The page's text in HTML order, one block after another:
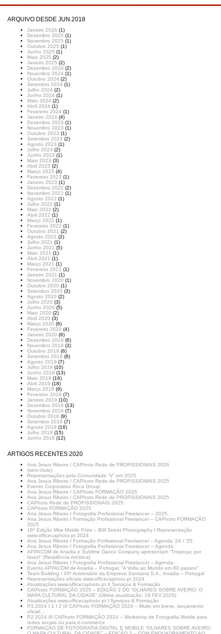
ARQUIVO DESDE JUN.2018
Janeiro 2026 (1)
Dezembro 2025 (1)
Novembro 2025 (1)
Outubro 2025 (1)
Junho 2025 (1)
Maio 2025 (2)
Janeiro 2025 (2)
Dezembro 2024 (2)
Novembro 2024 (1)
Outubro 2024 (2)
Setembro 2024 (1)
Julho 2024 (2)
Junho 2024 (1)
Maio 2024 (2)
Abril 2024 (1)
Fevereiro 2024 (1)
Janeiro 2024 (4)
Dezembro 2023 (1)
Novembro 2023 (1)
Outubro 2023 (1)
Setembro 2023 (2)
Agosto 2023 (1)
Julho 2023 (2)
Junho 2023 (1)
Maio 2023 (3)
Abril 2023 (2)
Março 2023 (4)
Fevereiro 2023 (1)
Janeiro 2023 (1)
Dezembro 2022 (2)
Novembro 2022 (1)
Agosto 2022 (1)
Julho 2022 (1)
Maio 2022 (2)
Abril 2022 (1)
Março 2022 (1)
Fevereiro 2022 (1)
Outubro 2021 (2)
Agosto 2021 (2)
Julho 2021 (1)
Junho 2021 (5)
Maio 2021 (1)
Abril 2021 (1)
Março 2021 (1)
Fevereiro 2021 (1)
Janeiro 2021 (1)
Novembro 2020 (1)
Outubro 2020 (1)
Setembro 2020 (3)
Agosto 2020 (2)
Julho 2020 (3)
Junho 2020 (5)
Maio 2020 (2)
Abril 2020 (3)
Março 2020 (6)
Fevereiro 2020 (4)
Janeiro 2020 (6)
Dezembro 2019 (6)
Novembro 2019 (3)
Outubro 2019 (6)
Setembro 2019 (8)
Agosto 2019 (7)
Julho 2019 (10)
Junho 2019 (13)
Maio 2019 (16)
Abril 2019 (18)
Março 2019 (9)
Fevereiro 2019 (7)
Janeiro 2019 (10)
Dezembro 2018 (13)
Novembro 2018 (7)
Outubro 2018 (9)
Setembro 2018 (7)
Agosto 2018 (16)
Julho 2018 (15)
Junho 2018 (12)
ARTIGOS RECENTES 2020
Ana Jesus Ribeiro / CAPhoto Rede de PROFISSIONAIS 2026
(sem título)
Representações pela Comunidade “V” em 2025
Ana Jesus Ribeiro / CAPhoto Rede de PROFISSIONAIS 2025
Evento Corporativo Roca Group
Ana Jesus Ribeiro / CAPhoto FORMAÇÃO 2025
Ana Jesus Ribeiro / CAPhoto Rede de PROFISSIONAIS 2025
CAPhoto Rede de PROFISSIONAIS 2025
CAPhoto FORMAÇÃO 2025
Ana Jesus Ribeiro I Fotografia Profissional Freelancer – 2025:
Ana Jesus Ribeiro I Formação Profissional Freelancer – CAPhoto FORMAÇÃO
2025
18ª Edição Mira Mobile Prize – BW Street Photography I Representação
www.officecaphoto.pt 2024
Ana Jesus Ribeiro I Formação Profissional Freelancer – Agenda ’24 / ’25:
Ana Jesus Ribeiro I Fotografia Profissional Freelancer – Agenda:
APPACDM de Anadia e Sublime Dance Company apresentam “Tropeçar, por
favor!” (Residência Artística)
Ana Jesus Ribeiro I Fotografia Profissional Freelancer – Agenda:
Evento APPACDM de Anadia – Portugal: “A Volta ao Mundo em 80 passos”
Team Building / 45º Aniversário da Empresa Sanitana S.A., Anadia – Portugal
Representações oficiais www.officecaphoto.pt 2024
Atualizações www.officecaphoto.pt II Serviços & Formação
CAPhoto FORMAÇÃO 2025 – EDIÇÃO 2 DO “OLHARES SOBRE AVEIRO: O
MAPA CULTURAL DA CIDADE” (Última atualização: 19 FEV.2025)
Atualizações www.officecaphoto.pt I Serviços & Formação
P3.2024 I 1 I 2 III CAPhoto FORMAÇÃO 2024 – Muito em breve, lançamento
oficial…
P2.2024 III CAPhoto FORMAÇÃO 2024 – Workshop de Fotografia Mobile para
redes sociais ou para e-commerce
FORMAÇÃO DE FOTOGRAFIA DIGITAL E MOBILE “OLHARES SOBRE AVEIRO: